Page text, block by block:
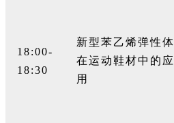
18:00-
18:30
新型苯乙烯弹性体
在运动鞋材中的应
用